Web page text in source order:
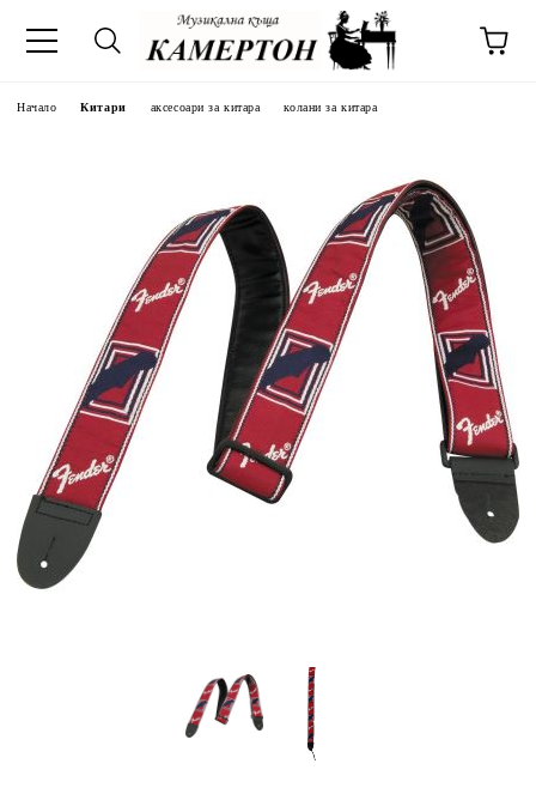
Начало Китари аксесоари за китара колани за китара